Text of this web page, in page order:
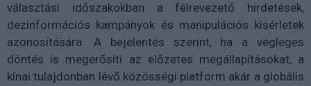
választási időszakokban a félrevezető hirdetések,
dezinformációs kampányok és manipulációs kísérletek
azonosítására. A bejelentés szerint, ha a végleges
döntés is megerősíti az előzetes megállapításokat, a
kínai tulajdonban lévő közösségi platform akár a globális